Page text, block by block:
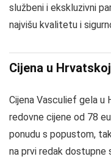
službeni i ekskluzivni
najvišu kvalitetu i
Cijena u Hrvatskoj
Cijena Vasculief gela u
redovne cijene od 78
ponudu s popustom,
na prvi redak dostupne